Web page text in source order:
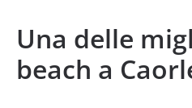
Una delle
beach a